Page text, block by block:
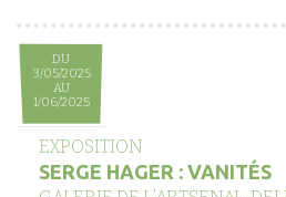
DU
3/05/2025
AU
1/06/2025
EXPOSITION
SERGE HAGER : VANITÉS